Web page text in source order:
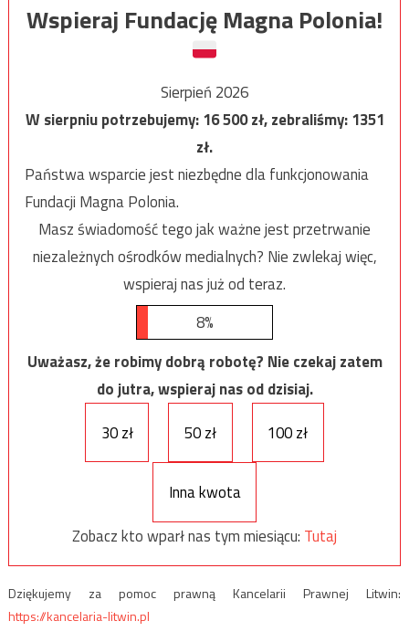
Wspieraj Fundację Magna Polonia!
Sierpień 2026
W sierpniu potrzebujemy:16 500zł, zebraliśmy:1351
zł.
Państwa wsparcie jest niezbędne dla funkcjonowania
Fundacji Magna Polonia.
Masz świadomość tego jak ważne jest przetrwanie
niezależnych ośrodków medialnych? Nie zwlekaj więc,
wspieraj nas już od teraz.
8%
Uważasz, że robimy dobrą robotę? Nie czekaj zatem
do jutra, wspieraj nas od dzisiaj.
30 zł
50 zł 100 zł
Inna kwota
Zobacz kto wparł nas tym miesiącu: Tutaj
Dziękujemy za pomoc prawną Kancelarii Prawnej Litwin:
https://kancelaria-litwin.pl